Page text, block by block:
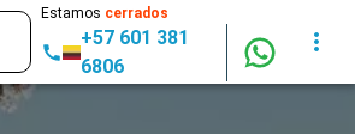
Estamos cerrados
+57 601 381
6806